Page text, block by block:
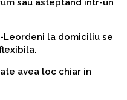
sau asteptand intr-un
la domiciliu se
avea loc chiar in